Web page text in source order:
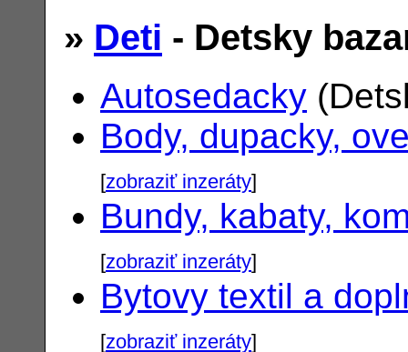
» Deti - Detsky
Autosedacky
Body, dupacky,
[zobraziť inzeráty]
Bundy, kabaty,
[zobraziť inzeráty]
Bytovy textil a
[zobraziť inzeráty]